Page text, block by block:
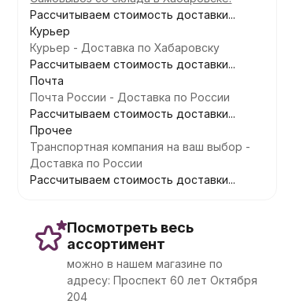
Рассчитываем стоимость доставки...
Курьер
Курьер - Доставка по Хабаровску
Рассчитываем стоимость доставки...
Почта
Почта России - Доставка по России
Рассчитываем стоимость доставки...
Прочее
Транспортная компания на ваш выбор -
Доставка по России
Рассчитываем стоимость доставки...
Посмотреть весь
ассортимент
можно в нашем магазине по
адресу: Проспект 60 лет Октября
204